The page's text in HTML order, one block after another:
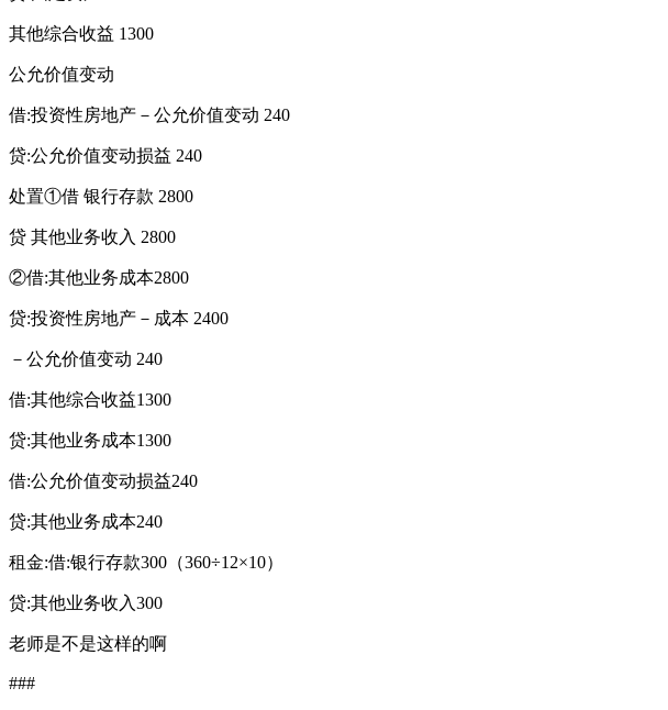
其他综合收益 1300
公允价值变动
借:投资性房地产－公允价值变动 240
贷:公允价值变动损益 240
处置①借 银行存款 2800
贷 其他业务收入 2800
②借:其他业务成本2800
贷:投资性房地产－成本 2400
－公允价值变动 240
借:其他综合收益1300
贷:其他业务成本1300
借:公允价值变动损益240
贷:其他业务成本240
租金:借:银行存款300（360÷12×10）
贷:其他业务收入300
老师是不是这样的啊
###